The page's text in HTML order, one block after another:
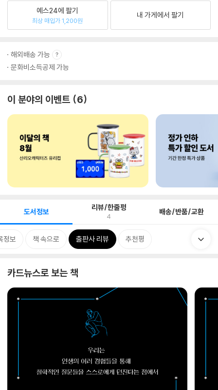
예스24에 팔기
최상 매입가 1,200원
내 가게에서 팔기
해외배송 가능
문화비소득공제 가능
이 분야의 이벤트 6
도서정보 리뷰/한줄평
4 배송/반품/교환
정보 책 속으로 출판사 리뷰 추천평
카드뉴스로 보는 책